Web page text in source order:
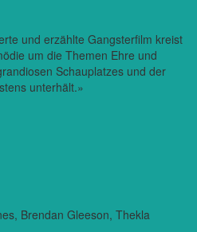
und erzählte Gangsterfilm kreist
um die Themen Ehre und
Schauplatzes und der
unterhält.»
Brendan Gleeson, Thekla